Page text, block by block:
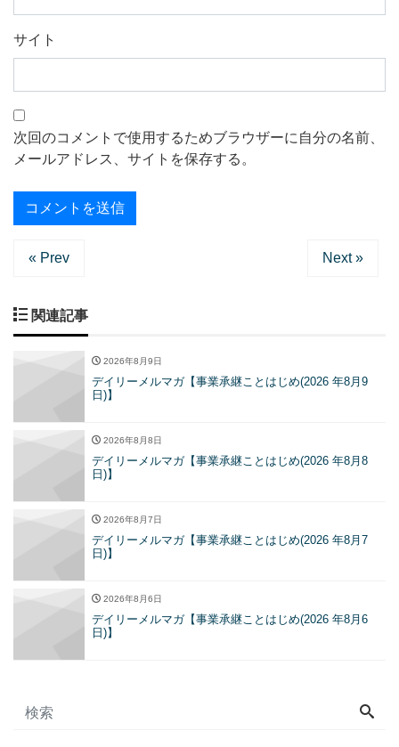
サイト
次回のコメントで使用するためブラウザーに自分の名前、
メールアドレス、サイトを保存する。
« Prev Next »
関連記事
2026年8月9日
デイリーメルマガ【事業承継ことはじめ(2026 年8月9
日)】
2026年8月8日
デイリーメルマガ【事業承継ことはじめ(2026 年8月8
日)】
2026年8月7日
デイリーメルマガ【事業承継ことはじめ(2026 年8月7
日)】
2026年8月6日
デイリーメルマガ【事業承継ことはじめ(2026 年8月6
日)】